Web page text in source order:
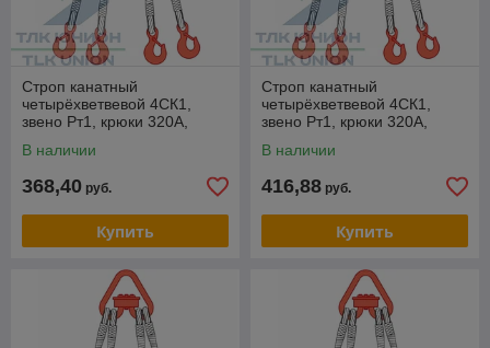
Строп канатный
четырёхветвевой 4СК1,
звено Рт1, крюки 320А,
РОМЕК
В наличии
368,40 руб.
Купить
Строп канатный
четырёхветвевой 4СК1,
звено Рт1, крюки 320А,
РОМЕК
В наличии
416,88 руб.
Купить